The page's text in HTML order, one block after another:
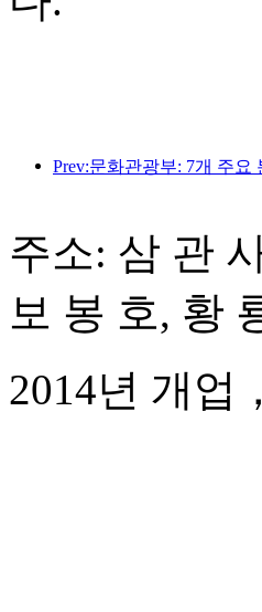
주소: 삼 관
보 봉 호, 황
2014년 개업